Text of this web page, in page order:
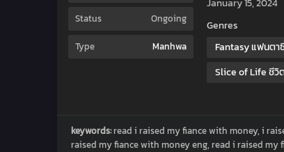
Status Ongoing
Type Manhwa
Genres
Fantasy แฟนตา
Slice of Life ชีวิ
keywords:read i raised my fiance with money, i
raised my fiance with money eng, read i raised